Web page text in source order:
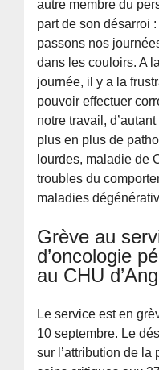
autre membre du
part de son désarroi
passons nos
dans les couloirs. A
journée, il y a la
pouvoir effectuer
notre travail, d’autant
plus en plus de
lourdes, maladie de
troubles du
maladies
Grève au
d’oncologie
au CHU
Le service est en
10 septembre. Le
sur l’attribution de la